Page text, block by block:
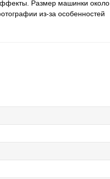
Размер машинки около
из-за особенностей